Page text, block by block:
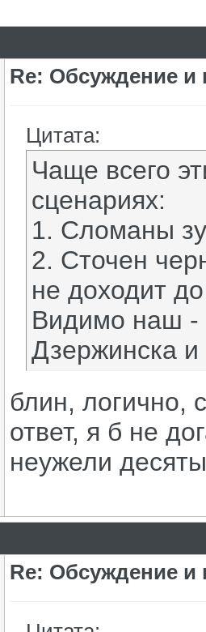
Re: Обсуждение
Цитата:
Чаще всего
сценариях:
1. Сломаны
2. Сточен
не доходит
Видимо наш -
Дзержинска и
блин, логично,
ответ, я б не
неужели
Re: Обсуждение